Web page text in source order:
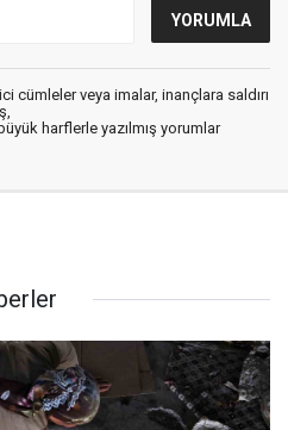
cümleler veya imalar, inançlara saldırı
harflerle yazılmış yorumlar